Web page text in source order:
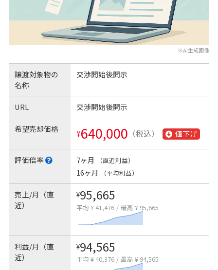
※AI生成画像
譲渡対象物の
名称
交渉開始後開示
URL 交渉開始後開示
希望売却価格 ¥640,000 （税込） 値下げ
評価倍率 7ヶ月 （直近利益）
16ヶ月 （平均利益）
売上/月（直
近）
¥95,665
平均 ¥ 41,476 / 最高 ¥ 95,665
利益/月（直
近）
¥94,565
平均 ¥ 40,376 / 最高 ¥ 94,565